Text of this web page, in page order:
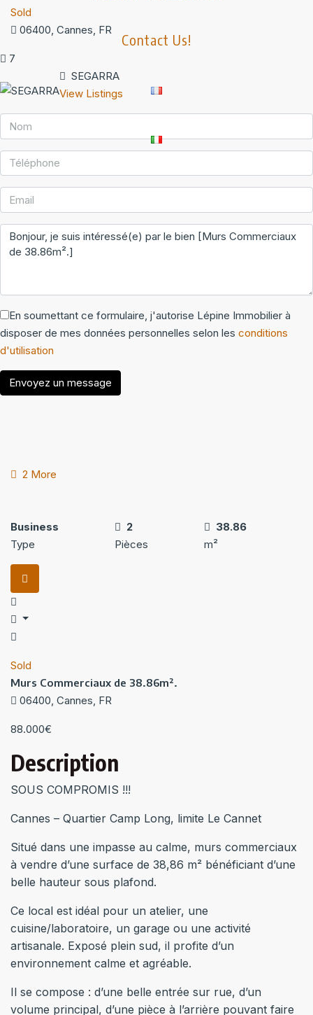
Contact Us!
Sold
06400, Cannes, FR
7
SEGARRA
View Listings
En soumettant ce formulaire, j'autorise Lépine Immobilier à
disposer de mes données personnelles selon les conditions
d'utilisation
Envoyez un message
2 More
Business
Type
2
Pièces
38.86
m²
Sold
Murs Commerciaux de 38.86m².
06400, Cannes, FR
88.000€
Description
SOUS COMPROMIS !!!
Cannes – Quartier Camp Long, limite Le Cannet
Situé dans une impasse au calme, murs commerciaux
à vendre d’une surface de 38,86 m² bénéficiant d’une
belle hauteur sous plafond.
Ce local est idéal pour un atelier, une
cuisine/laboratoire, un garage ou une activité
artisanale. Exposé plein sud, il profite d’un
environnement calme et agréable.
Il se compose : d’une belle entrée sur rue, d’un
volume principal, d’une pièce à l’arrière pouvant faire